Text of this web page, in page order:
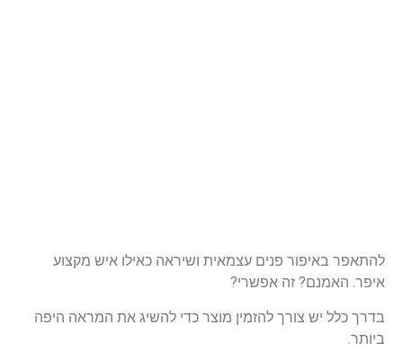
פנים עצמאית ושיראה כאילו איש מקצוע
זה אפשרי?
צורך להזמין מוצר כדי להשיג את המראה היפה